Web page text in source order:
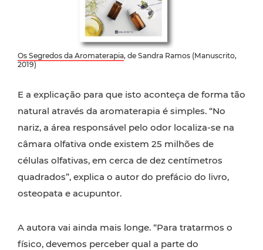
Os Segredos da Aromaterapia, de Sandra Ramos (Manuscrito,
2019)
E a explicação para que isto aconteça de forma tão
natural através da aromaterapia é simples. “No
nariz, a área responsável pelo odor localiza-se na
câmara olfativa onde existem 25 milhões de
células olfativas, em cerca de dez centímetros
quadrados”, explica o autor do prefácio do livro,
osteopata e acupuntor.
A autora vai ainda mais longe. “Para tratarmos o
físico, devemos perceber qual a parte do